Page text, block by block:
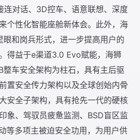
连对话、3D控车、语意联想、深度
个性化智能座舱新体会。此外，海
和岗兵形式，进一步提高用户的
得益于e渠道3.0 Evo赋能，海狮
车安全架构为柱石，具有主后驱
置安全传力架构以及全球创始内骨
安全子架构，具有抢先一代的硬核
象、驾驭员疲惫监测、BSD盲区监
等多项主被迫安全功用，为用户供